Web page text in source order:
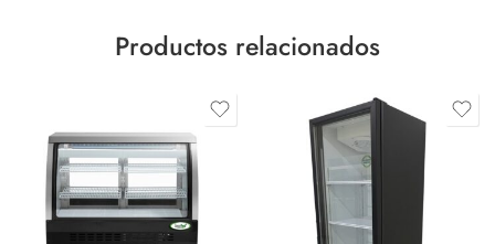
Productos relacionados